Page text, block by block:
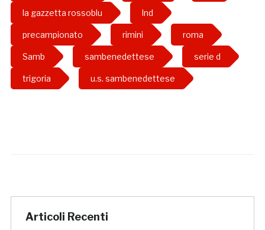
la gazzetta rossoblu lnd
precampionato rimini roma
Samb sambenedettese serie d
trigoria u.s. sambenedettese
Articoli Recenti